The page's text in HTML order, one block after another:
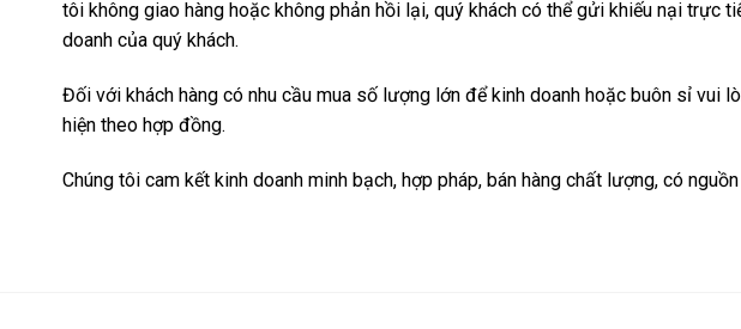
tôi không giao hàng hoặc không phản hồi lại, quý khách có thể gửi khiếu nại
doanh của quý khách.
Đối với khách hàng có nhu cầu mua số lượng lớn để kinh doanh hoặc buôn sỉ
hiện theo hợp đồng.
Chúng tôi cam kết kinh doanh minh bạch, hợp pháp, bán hàng chất lượng, có